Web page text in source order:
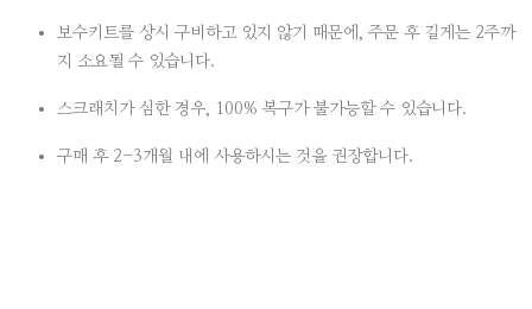
보수키트를 상시 구비하고 있지 않기 때문에, 주문 후 길게는 2주까
지 소요될 수 있습니다.
스크래치가 심한 경우, 100% 복구가 불가능할 수 있습니다.
구매 후 2-3개월 내에 사용하시는 것을 권장합니다.